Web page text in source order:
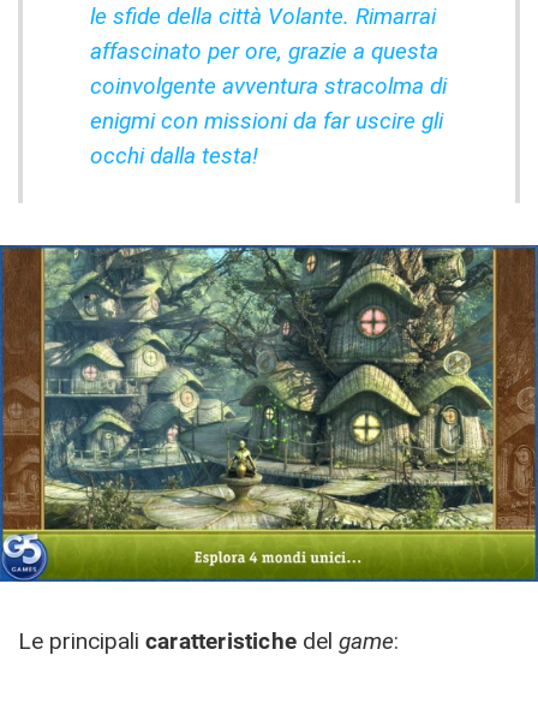
le sfide della città Volante. Rimarrai
affascinato per ore, grazie a questa
coinvolgente avventura stracolma di
enigmi con missioni da far uscire gli
occhi dalla testa!
Le principali caratteristiche del game: